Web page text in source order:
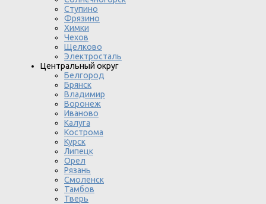
Ступино
Фрязино
Химки
Чехов
Щелково
Электросталь
Центральный округ
Белгород
Брянск
Владимир
Воронеж
Иваново
Калуга
Кострома
Курск
Липецк
Орел
Рязань
Смоленск
Тамбов
Тверь